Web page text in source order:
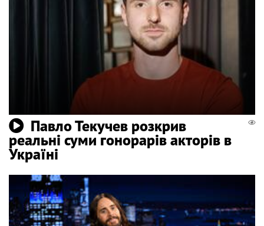
Павло Текучев розкрив
реальні суми гонорарів акторів в
Україні